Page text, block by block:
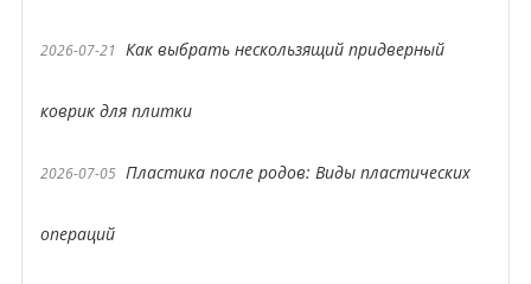
2026-07-21 Как выбрать нескользящий придверный
коврик для плитки
2026-07-05 Пластика после родов: Виды пластических
операций